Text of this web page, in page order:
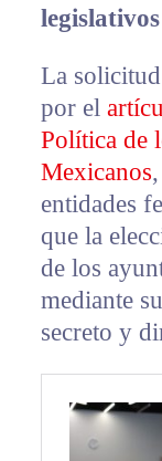
La
por el
Política de
Mexicanos
entidades
que la
de los
mediante
secreto y